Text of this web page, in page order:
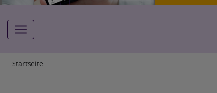
Hauptnavigation
Breadcrumb
Startseite